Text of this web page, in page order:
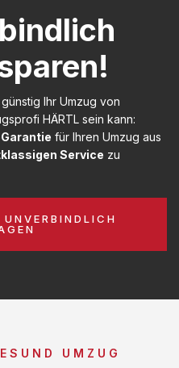
Ihr Umzug von
HÄRTL sein kann:
für Ihren Umzug aus
Service zu
UMZUG